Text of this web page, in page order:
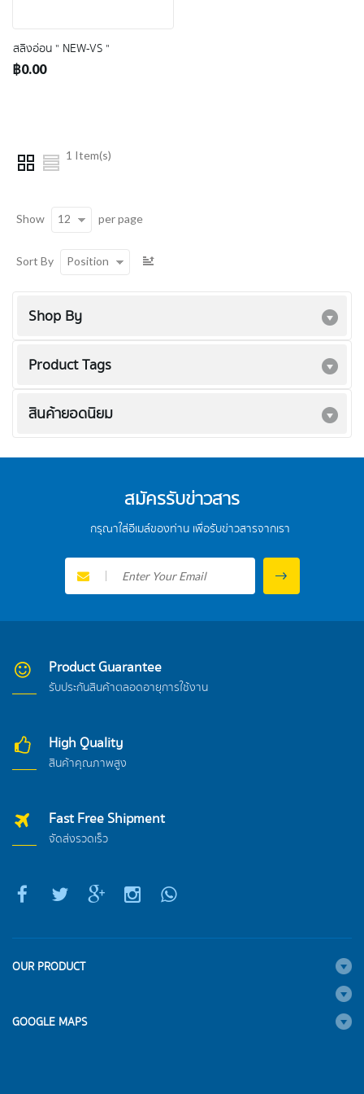
สลิงอ่อน " NEW-VS "
฿0.00
1 Item(s)
Show 12 per page
Sort By Position
Shop By
Product Tags
สินค้ายอดนิยม
สมัครรับข่าวสาร
กรุณาใส่อีเมล์ของท่าน เพื่อรับข่าวสารจากเรา
Product Guarantee
รับประกันสินค้าตลอดอายุการใช้งาน
High Quality
สินค้าคุณภาพสูง
Fast Free Shipment
จัดส่งรวดเร็ว
OUR PRODUCT
GOOGLE MAPS